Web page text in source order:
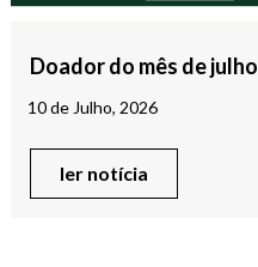
Doador do mês de julho
10 de Julho, 2026
ler notícia